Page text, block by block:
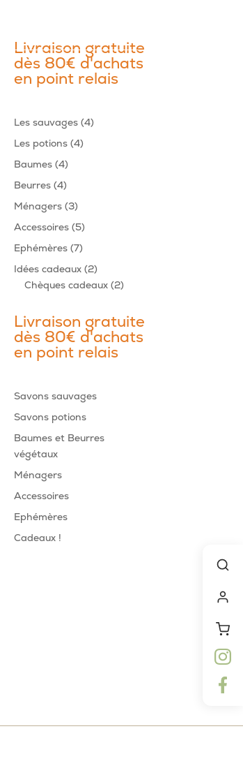
Livraison gratuite
dès 80€ d'achats
en point relais
Les sauvages 44
Les potions 44
Baumes 44
produits
Beurres 44
produits
Ménagers 33
produits
Accessoires 55
produits
Ephémères 77
produits
Idées cadeaux 22
produits
Chèques cadeaux 22
Livraison gratuite
dès 80€ d'achats
en point relais
Savons sauvages
Savons potions
Baumes et Beurres
végétaux
Ménagers
Accessoires
Ephémères
Cadeaux !